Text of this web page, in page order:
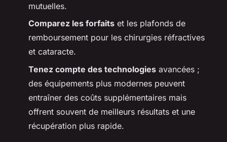
mutuelles.
Comparez les forfaits et les plafonds de
remboursement pour les chirurgies réfractives
et cataracte.
Tenez compte des technologies avancées ;
des équipements plus modernes peuvent
entraîner des coûts supplémentaires mais
offrent souvent de meilleurs résultats et une
récupération plus rapide.